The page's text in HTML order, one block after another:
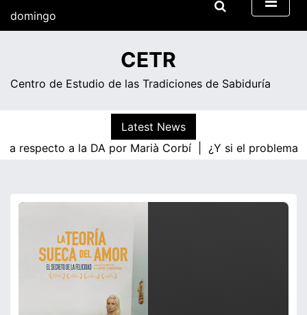
domingo
CETR
Centro de Estudio de las Tradiciones de Sabiduría
Latest News
respecto a la DA por Marià Corbí |
¿Y si el problema